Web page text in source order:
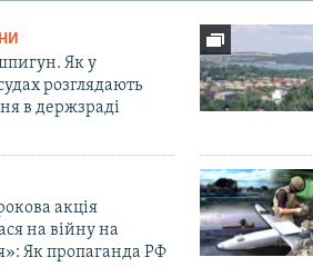
Як у
розглядають
в держзраді
акція
на війну на
Як пропаганда РФ